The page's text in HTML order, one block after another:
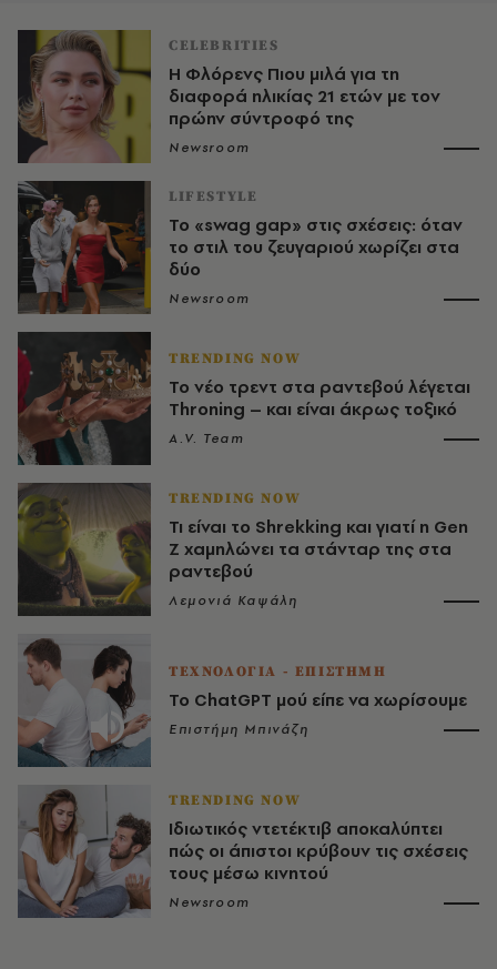
CELEBRITIES
Η Φλόρενς Πιου μιλά για τη
διαφορά ηλικίας 21 ετών με τον
πρώην σύντροφό της
Newsroom
LIFESTYLE
Το «swag gap» στις σχέσεις: όταν
το στιλ του ζευγαριού χωρίζει στα
δύο
Newsroom
TRENDING NOW
Το νέο τρεντ στα ραντεβού λέγεται
Throning – και είναι άκρως τοξικό
A.V. Team
TRENDING NOW
Τι είναι το Shrekking και γιατί η Gen
Z χαμηλώνει τα στάνταρ της στα
ραντεβού
Λεμονιά Καψάλη
ΤΕΧΝΟΛΟΓΙΑ - ΕΠΙΣΤΗΜΗ
Το ChatGPT μού είπε να χωρίσουμε
Επιστήμη Μπινάζη
TRENDING NOW
Ιδιωτικός ντετέκτιβ αποκαλύπτει
πώς οι άπιστοι κρύβουν τις σχέσεις
τους μέσω κινητού
Newsroom